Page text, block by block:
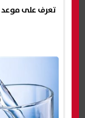
تعرف على موعد